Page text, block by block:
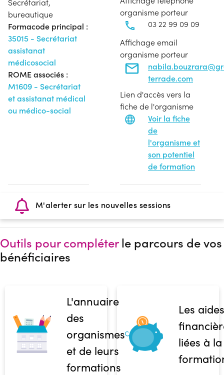
Secrétariat,
bureautique
Formacode principal :
35015 - Secrétariat
assistanat
médicosocial
ROME associés :
M1609 - Secrétariat
et assistanat médical
ou médico-social
organisme porteur
03 22 99 09 09
Affichage email
organisme porteur
terrade.com
Lien d'accès vers la
fiche de l'organisme
Voir la fiche
de
l'organisme et
son potentiel
de formation
M'alerter sur les nouvelles sessions
Outils pour compléterle parcours de vos
bénéficiaires
L'annuaire
des
organismes
et de leurs
formations
Les aides
liées à la